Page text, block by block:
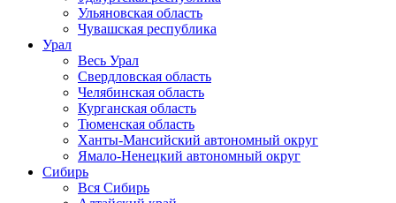
Ульяновская область
Чувашская республика
Урал
Весь Урал
Свердловская область
Челябинская область
Курганская область
Тюменская область
Ханты-Мансийский автономный округ
Ямало-Ненецкий автономный округ
Сибирь
Вся Сибирь